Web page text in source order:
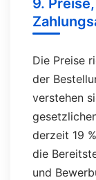
Die Preise
der
verstehen
derzeit 19
die
und